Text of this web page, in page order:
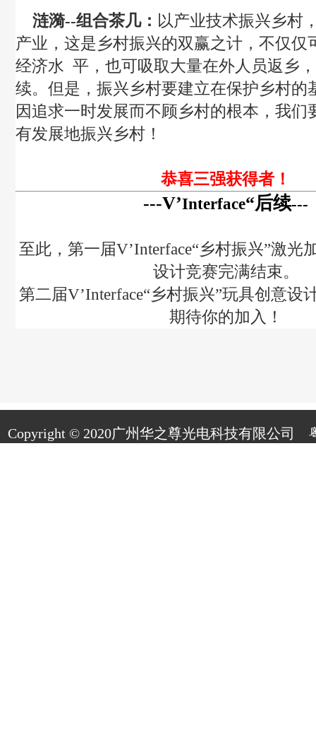
涟漪--组合茶几： 以产业技术振兴乡村
产业，这是乡村振兴的双赢之计，不仅仅
经济水 平，也可吸取大量在外人员返乡
续。但是，振兴乡村要建立在保护乡村的
因追求一时发展而不顾乡村的根本，我们
有发展地振兴乡村！
恭喜三强获得者！
---V’Interface“后续---
至此，第一届V’Interface“乡村振兴”激光
设计竞赛完满结束。
第二届V’Interface“乡村振兴”玩具创意设
期待你的加入！
Copyright © 2020广州华之尊光电科技有限公司